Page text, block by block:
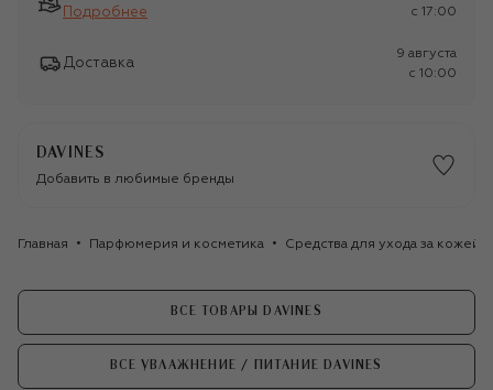
Подробнее
c 17:00
Доставка
9 августа
c 10:00
DAVINES
Добавить в любимые бренды
Главная Парфюмерия и косметика Средства для ухода за кожей
ВСЕ ТОВАРЫ DAVINES
ВСЕ УВЛАЖНЕНИЕ / ПИТАНИЕ DAVINES